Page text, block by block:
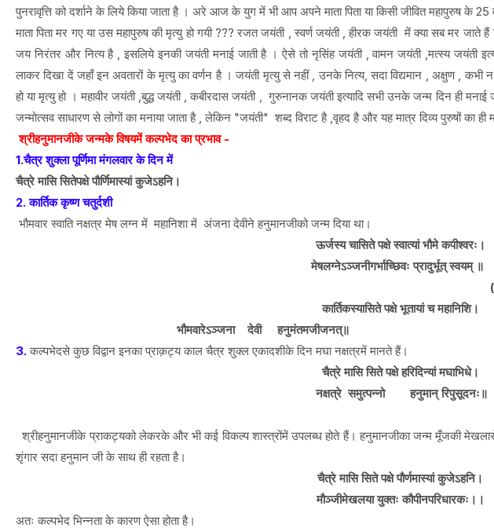
पुनरावृत्ति को दर्शाने के लिये किया जाता है । अरे आज के युग में भी आप अपने माता पिता या किसी जीवित महापुरुष के 25
माता पिता मर गए या उस महापुरुष की मृत्यु हो गयी ??? रजत जयंती , स्वर्ण जयंती , हीरक जयंती में क्या सब मर जाते हैं
जय निरंतर और नित्य है , इसलिये इनकी जयंती मनाई जाती है । ऐसे तो नृसिंह जयंती , वामन जयंती ,मत्स्य जयंती
लाकर दिखा दें जहाँ इन अवतारों के मृत्यु का वर्णन है । जयंती मृत्यु से नहीं , उनके नित्य, सदा विद्यमान , अक्षुण , कभी
हो या मृत्यु हो । महावीर जयंती ,बुद्ध जयंती , कबीरदास जयंती , गुरुनानक जयंती इत्यादि सभी उनके जन्म दिन ही
जन्मोत्सव साधारण से लोगों का मनाया जाता है , लेकिन "जयंती" शब्द विराट है ,वृहद है और यह मात्र दिव्य पुरुषों का ही
श्रीहनुमानजीके जन्मके विषयमें कल्पभेद का प्रभाव -
1.चैत्र शुक्ला पूर्णिमा मंगलवार के दिन में
चैत्रे मासि सितेपक्षे पौर्णिमास्यां कुजेऽहनि।
2. कार्तिक कृष्ण चतुर्दशी
भौमवार स्वाति नक्षत्र मेष लग्न में महानिशा में अंजना देवीने हनुमानजीको जन्म दिया था।
ऊर्जस्य चासिते पक्षे स्वात्यां भौमे कपीश्वरः।
मेषलग्नेऽञ्जनीगर्भाच्छिवः प्रादुर्भूत् स्वयम् ॥
कार्तिकस्यासिते पक्षे भूतायां च महानिशि।
भौमवारेऽञ्जना देवी हनुमंतमजीजनत्॥
3.कल्पभेदसे कुछ विद्वान इनका प्राक़ट्य काल चैत्र शुक्ल एकादशीके दिन मघा नक्षत्रमें मानते हैं।
चैत्रे मासि सिते पक्षे हरिदिन्यां मघाभिधे।
नक्षत्रे समुत्पन्नो हनुमान् रिपुसूदनः॥
श्रीहनुमानजीके प्राकट्यको लेकरके और भी कई विकल्प शास्त्रोंमें उपलब्ध होते हैं। हनुमानजीका जन्म मूँजकी
शृंगार सदा हनुमान जी के साथ ही रहता है।
चैत्रे मासि सिते पक्षे पौर्णमास्यां कुजेऽहनि।
मौञ्जीमेखलया युक्तः कौपीनपरिधारकः।।
अतः कल्पभेद भिन्नता के कारण ऐसा होता है।